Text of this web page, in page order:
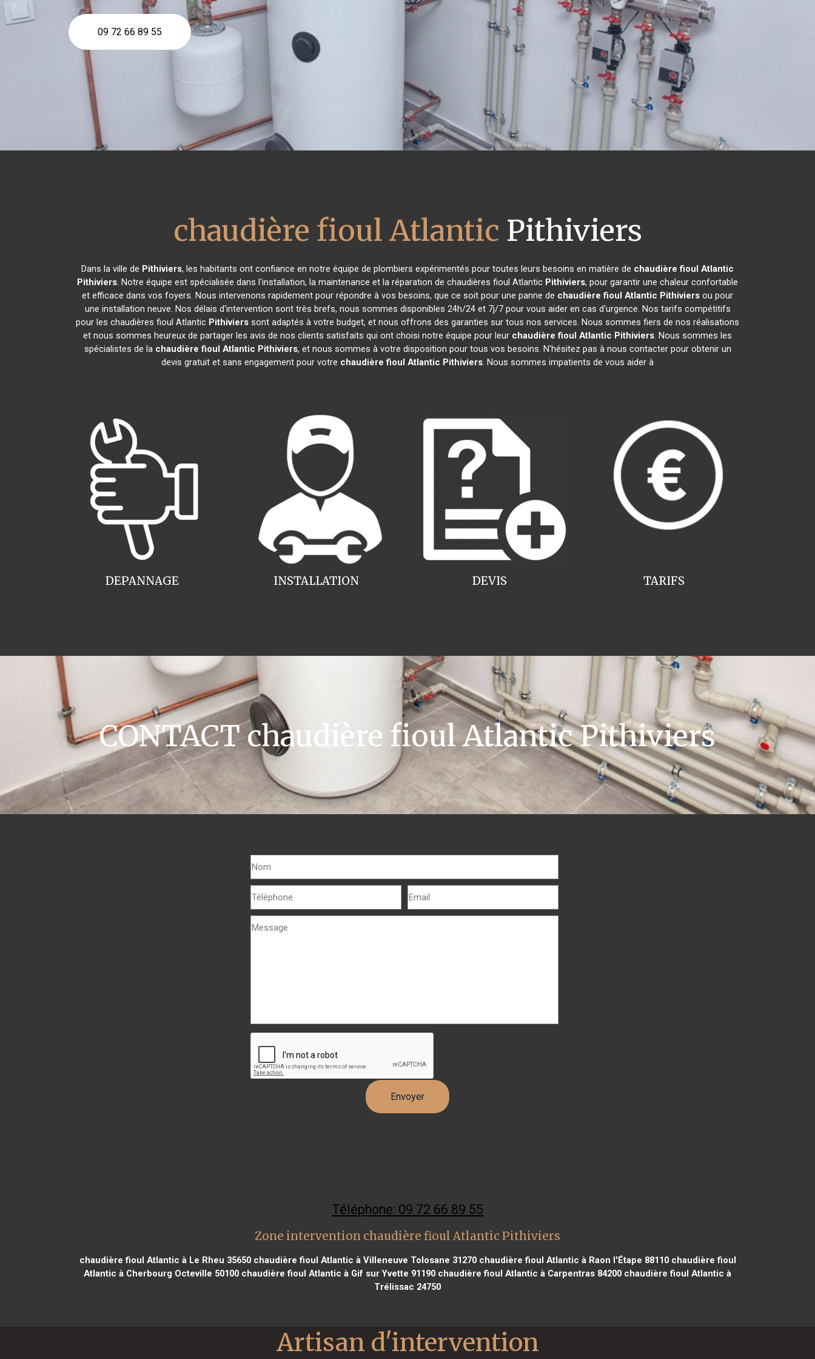
09 72 66 89 55
chaudière fioul Atlantic Pithiviers
Dans la ville de Pithiviers, les habitants ont confiance en notre équipe de plombiers expérimentés pour toutes leurs besoins en matière de chaudière fioul Atlantic
Pithiviers. Notre équipe est spécialisée dans l'installation, la maintenance et la réparation de chaudières fioul Atlantic Pithiviers, pour garantir une chaleur confortable
et efficace dans vos foyers. Nous intervenons rapidement pour répondre à vos besoins, que ce soit pour une panne de chaudière fioul Atlantic Pithiviers ou pour
une installation neuve. Nos délais d'intervention sont très brefs, nous sommes disponibles 24h/24 et 7j/7 pour vous aider en cas d'urgence. Nos tarifs compétitifs
pour les chaudières fioul Atlantic Pithiviers sont adaptés à votre budget, et nous offrons des garanties sur tous nos services. Nous sommes fiers de nos réalisations
et nous sommes heureux de partager les avis de nos clients satisfaits qui ont choisi notre équipe pour leur chaudière fioul Atlantic Pithiviers. Nous sommes les
spécialistes de la chaudière fioul Atlantic Pithiviers, et nous sommes à votre disposition pour tous vos besoins. N'hésitez pas à nous contacter pour obtenir un
devis gratuit et sans engagement pour votre chaudière fioul Atlantic Pithiviers. Nous sommes impatients de vous aider à
INSTALLATION
DEPANNAGE TARIFS
DEVIS
CONTACT chaudière fioul Atlantic Pithiviers
Téléphone: 09 72 66 89 55
Zone intervention chaudière fioul Atlantic Pithiviers
chaudière fioul Atlantic à Le Rheu 35650chaudière fioul Atlantic à Villeneuve Tolosane 31270chaudière fioul Atlantic à Raon l'Étape 88110chaudière fioul
Atlantic à Cherbourg Octeville 50100 chaudière fioul Atlantic à Gif sur Yvette 91190 chaudière fioul Atlantic à Carpentras 84200 chaudière fioul Atlantic à
Trélissac 24750
Artisan d'intervention